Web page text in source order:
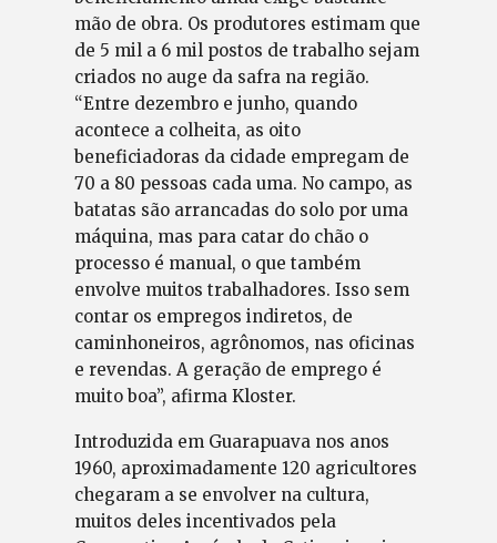
mão de obra. Os produtores estimam que
de 5 mil a 6 mil postos de trabalho sejam
criados no auge da safra na região.
“Entre dezembro e junho, quando
acontece a colheita, as oito
beneficiadoras da cidade empregam de
70 a 80 pessoas cada uma. No campo, as
batatas são arrancadas do solo por uma
máquina, mas para catar do chão o
processo é manual, o que também
envolve muitos trabalhadores. Isso sem
contar os empregos indiretos, de
caminhoneiros, agrônomos, nas oficinas
e revendas. A geração de emprego é
muito boa”, afirma Kloster.
Introduzida em Guarapuava nos anos
1960, aproximadamente 120 agricultores
chegaram a se envolver na cultura,
muitos deles incentivados pela